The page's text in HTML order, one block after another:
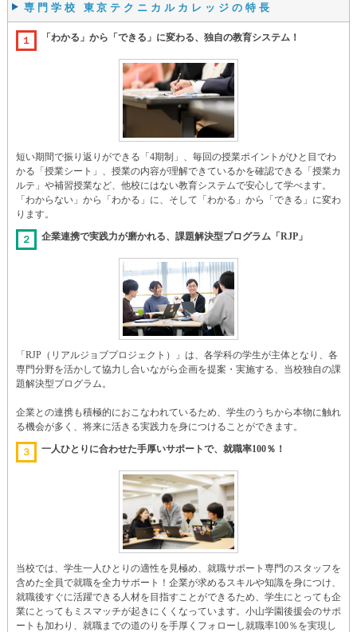
専門学校 東京テクニカルカレッジの特長
１ 「わかる」から「できる」に変わる、独自の教育システム！
短い期間で振り返りができる「4期制」、毎回の授業ポイントがひと目でわ
かる「授業シート」、授業の内容が理解できているかを確認できる「授業カ
ルテ」や補習授業など、他校にはない教育システムで安心して学べます。
「わからない」から「わかる」に、そして「わかる」から「できる」に変わ
ります。
２ 企業連携で実践力が磨かれる、課題解決型プログラム「RJP」
「RJP（リアルジョブプロジェクト）」は、各学科の学生が主体となり、各
専門分野を活かして協力し合いながら企画を提案・実施する、当校独自の課
題解決型プログラム。
企業との連携も積極的におこなわれているため、学生のうちから本物に触れ
る機会が多く、将来に活きる実践力を身につけることができます。
３ 一人ひとりに合わせた手厚いサポートで、就職率100％！
当校では、学生一人ひとりの適性を見極め、就職サポート専門のスタッフを
含めた全員で就職を全力サポート！企業が求めるスキルや知識を身につけ、
就職後すぐに活躍できる人材を目指すことができるため、学生にとっても企
業にとってもミスマッチが起きにくくなっています。小山学園後援会のサポ
ートも加わり、就職までの道のりを手厚くフォローし就職率100％を実現し